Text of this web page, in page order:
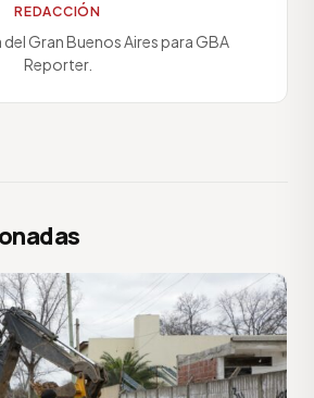
REDACCIÓN
Gran Buenos Aires para GBA
Reporter.